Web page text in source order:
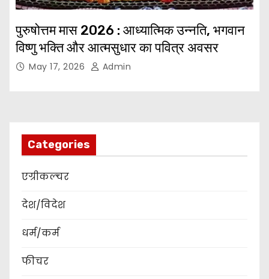
पुरुषोत्तम मास 2026 : आध्यात्मिक उन्नति, भगवान
विष्णु भक्ति और आत्मसुधार का पवित्र अवसर
May 17, 2026 Admin
Categories
एग्रीकल्चर
देश/विदेश
धर्म/कर्म
फीचर